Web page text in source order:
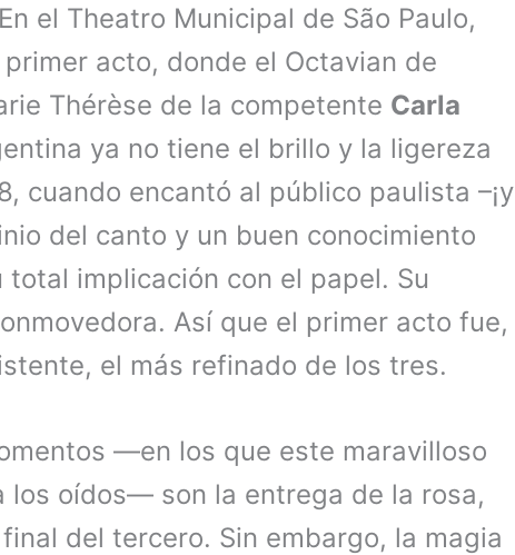
el Theatro Municipal de São Paulo,
acto, donde el Octavian de
Thérèse de la competente Carla
ya no tiene el brillo y la ligereza
cuando encantó al público paulista –¡y
del canto y un buen conocimiento
implicación con el papel. Su
Así que el primer acto fue,
el más refinado de los tres.
—en los que este maravilloso
los oídos— son la entrega de la rosa,
del tercero. Sin embargo, la magia